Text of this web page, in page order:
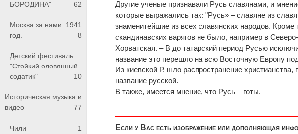
БОРОДИНА"
62
Москва за нами. 1941
год.
8
Детский фестиваль
"Стойкий оловянный
содатик"
10
Историческая музыка и
видео
77
Чили 1
Другие ученые признавали Русь славянами, и
которые выражались так: "Русь» – славяне из
знаменитейшие из всех славянских народов. Кроме
скандинавских варягов не было, например в
Хорватская. – В до татарский период Русью
название это перешло на всю Восточную Европу
Из киевской Р. шло распространение
название русской.
В также, имеется мнение, что Русь – готы.
Если у Вас есть изображение или дополняющая